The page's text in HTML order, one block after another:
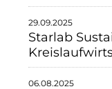
Wemolo
XPAY
29.09.2025
Starlab
06.08.2025